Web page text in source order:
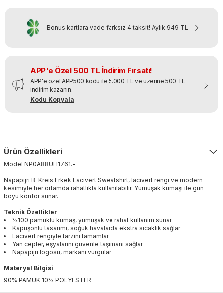
Bonus kartlara vade farksız 4 taksit! Aylık 949 TL
APP'e Özel 500 TL İndirim Fırsatı!
APP'e özel APP500 kodu ile 5.000 TL ve üzerine 500 TL
indirim kazanın.
Kodu Kopyala
Ürün Özellikleri
Model NP0A88UH1761.-
Napapijri B-Kreis Erkek Lacivert Sweatshirt, lacivert rengi ve modern
kesimiyle her ortamda rahatlıkla kullanılabilir. Yumuşak kumaşı ile gün
boyu konfor sunar.
Teknik Özellikler
%100 pamuklu kumaş, yumuşak ve rahat kullanım sunar
Kapüşonlu tasarımı, soğuk havalarda ekstra sıcaklık sağlar
Lacivert rengiyle tarzını tamamlar
Yan cepler, eşyalarını güvenle taşımanı sağlar
Napapijri logosu, markanı vurgular
Materyal Bilgisi
90% PAMUK 10% POLYESTER